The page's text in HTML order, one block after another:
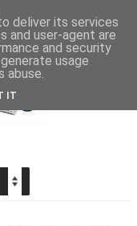
deliver its services
and user-agent are
and security
usage
abuse.
IT